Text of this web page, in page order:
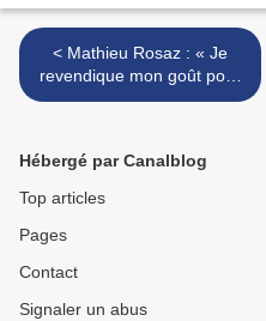
< Mathieu Rosaz : « Je
revendique mon goût pour
la variété »
Hébergé par Canalblog
Top articles
Pages
Contact
Signaler un abus